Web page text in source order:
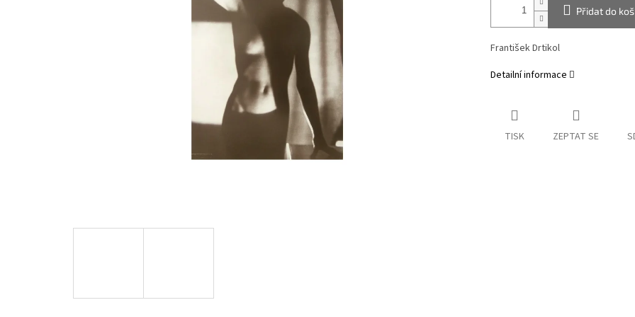
Přidat do
František Drtikol
Detailní informace
TISK ZEPTAT SE